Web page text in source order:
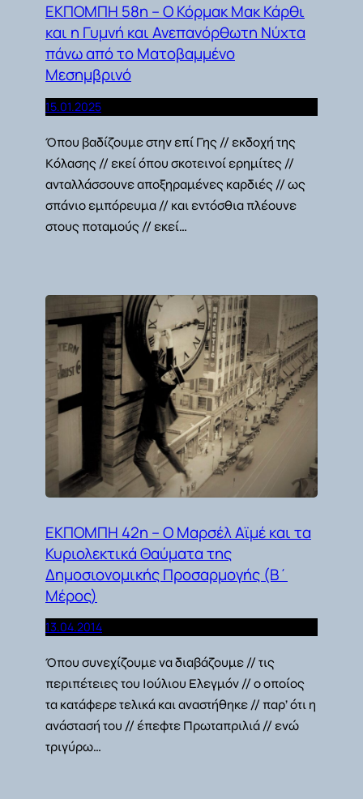
ΕΚΠΟΜΠΗ 58η – Ο Κόρμακ Μακ Κάρθι
και η Γυμνή και Ανεπανόρθωτη Νύχτα
πάνω από το Ματοβαμμένο
Μεσημβρινό
15.01.2025
Όπου βαδίζουμε στην επί Γης // εκδοχή της
Κόλασης // εκεί όπου σκοτεινοί ερημίτες //
ανταλλάσσουνε αποξηραμένες καρδιές // ως
σπάνιο εμπόρευμα // και εντόσθια πλέουνε
στους ποταμούς // εκεί…
ΕΚΠΟΜΠΗ 42η – Ο Μαρσέλ Αϊμέ και τα
Κυριολεκτικά Θαύματα της
Δημοσιονομικής Προσαρμογής (Β΄
Μέρος)
13.04.2014
Όπου συνεχίζουμε να διαβάζουμε // τις
περιπέτειες του Ιούλιου Ελεγμόν // ο οποίος
τα κατάφερε τελικά και αναστήθηκε // παρ’ ότι η
ανάστασή του // έπεφτε Πρωταπριλιά // ενώ
τριγύρω…